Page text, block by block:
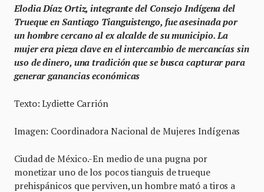
Elodia Díaz Ortiz, integrante del Consejo Indígena del
Trueque en Santiago Tianguistengo, fue asesinada por
un hombre cercano al ex alcalde de su municipio. La
mujer era pieza clave en el intercambio de mercancías sin
uso de dinero, una tradición que se busca capturar para
generar ganancias económicas
Texto: Lydiette Carrión
Imagen: Coordinadora Nacional de Mujeres Indígenas
Ciudad de México.-En medio de una pugna por
monetizar uno de los pocos tianguis de trueque
prehispánicos que perviven, un hombre mató a tiros a